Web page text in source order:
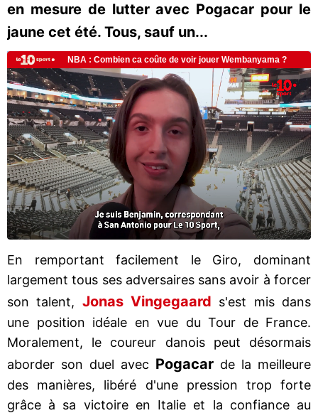
en mesure de lutter avec Pogacar pour le
jaune cet été. Tous, sauf un...
En remportant facilement le Giro, dominant
largement tous ses adversaires sans avoir à forcer
son talent, Jonas Vingegaard s'est mis dans
une position idéale en vue du Tour de France.
Moralement, le coureur danois peut désormais
aborder son duel avec Pogacar de la meilleure
des manières, libéré d'une pression trop forte
grâce à sa victoire en Italie et la confiance au